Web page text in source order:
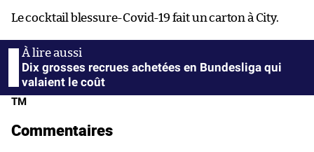
Le cocktail blessure-Covid-19 fait un carton à City.
Dix grosses recrues achetées en Bundesliga qui
valaient le coût
TM
Commentaires